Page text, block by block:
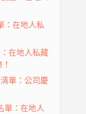
：在地人私
在地人私藏
單：公司慶
單：在地人